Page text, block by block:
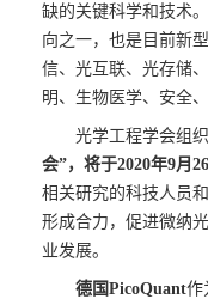
联系我们
缺的关键科学和技术
向之一，也是目前新
信、光互联、光存储
明、生物医学、安全
光学工程学会组
会”，将于2020年9月 26
相关研究的科技人员
形成合力，促进微纳
业发展。
德国PicoQuant作